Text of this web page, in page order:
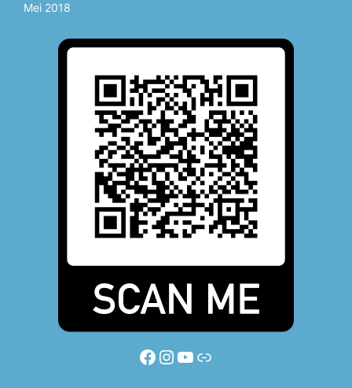
Mei 2018
Facebook
Instagram
YouTube
Link